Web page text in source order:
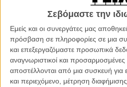
Σεβόμαστε την
Εμείς και οι συνεργάτες μας
πρόσβαση σε πληροφορίες σε μια
και επεξεργαζόμαστε προσωπικά
αναγνωριστικοί και
αποστέλλονται από μια συσκευή για
και περιεχόμενο, μέτρηση
εταιρείας παραγωγής «μια ερωτική
αποκτά κοινό φινάλε. Ηθοποιοί από
ενώσουν τις δυνάμεις τους με τους
πρωταγωνιστές της ταινίας
ιστορίες που γεννιούνται ανάμεσα σε
στην Ελλάδα του σήμερα. Κάθε ιστορία
Κάθε ιστορία και μια διαφορετική